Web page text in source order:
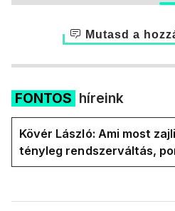
Mutasd a
FONTOS híreink
Kövér László: Ami most
tényleg rendszerváltás,
rendszervisszaváltás